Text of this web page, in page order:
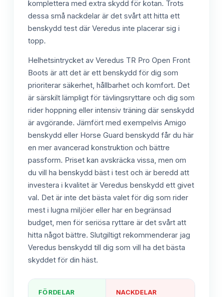
komplettera med extra skydd för kotan. Trots
dessa små nackdelar är det svårt att hitta ett
benskydd test där Veredus inte placerar sig i
topp.
Helhetsintrycket av Veredus TR Pro Open Front
Boots är att det är ett benskydd för dig som
prioriterar säkerhet, hållbarhet och komfort. Det
är särskilt lämpligt för tävlingsryttare och dig som
rider hoppning eller intensiv träning där senskydd
är avgörande. Jämfört med exempelvis Amigo
benskydd eller Horse Guard benskydd får du här
en mer avancerad konstruktion och bättre
passform. Priset kan avskräcka vissa, men om
du vill ha benskydd bäst i test och är beredd att
investera i kvalitet är Veredus benskydd ett givet
val. Det är inte det bästa valet för dig som rider
mest i lugna miljöer eller har en begränsad
budget, men för seriösa ryttare är det svårt att
hitta något bättre. Slutgiltigt rekommenderar jag
Veredus benskydd till dig som vill ha det bästa
skyddet för din häst.
FÖRDELAR NACKDELAR